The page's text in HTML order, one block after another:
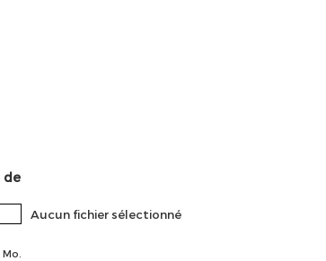
de
Aucun fichier sélectionné